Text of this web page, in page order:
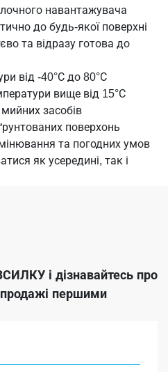
навантажувача
до будь-якої поверхні
та відразу готова до
від -40°С до 80°С
вище від 15°С
засобів
поверхонь
та погодних умов
як усередині, так і
і дізнавайтесь про
першими